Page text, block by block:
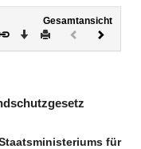
Gesamtansicht
Download
DruckenVorheriges
für